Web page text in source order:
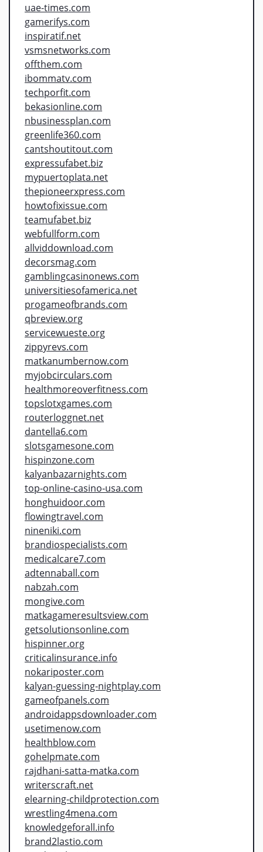
uae-times.com
gamerifys.com
inspiratif.net
vsmsnetworks.com
offthem.com
ibommatv.com
techporfit.com
bekasionline.com
nbusinessplan.com
greenlife360.com
cantshoutitout.com
expressufabet.biz
mypuertoplata.net
thepioneerxpress.com
howtofixissue.com
teamufabet.biz
webfullform.com
allviddownload.com
decorsmag.com
gamblingcasinonews.com
universitiesofamerica.net
progameofbrands.com
qbreview.org
servicewueste.org
zippyrevs.com
matkanumbernow.com
myjobcirculars.com
healthmoreoverfitness.com
topslotxgames.com
routerloggnet.net
dantella6.com
slotsgamesone.com
hispinzone.com
kalyanbazarnights.com
top-online-casino-usa.com
honghuidoor.com
flowingtravel.com
nineniki.com
brandiospecialists.com
medicalcare7.com
adtennaball.com
nabzah.com
mongive.com
matkagameresultsview.com
getsolutionsonline.com
hispinner.org
criticalinsurance.info
nokariposter.com
kalyan-guessing-nightplay.com
gameofpanels.com
androidappsdownloader.com
usetimenow.com
healthblow.com
gohelpmate.com
rajdhani-satta-matka.com
writerscraft.net
elearning-childprotection.com
wrestling4mena.com
knowledgeforall.info
brand2lastio.com